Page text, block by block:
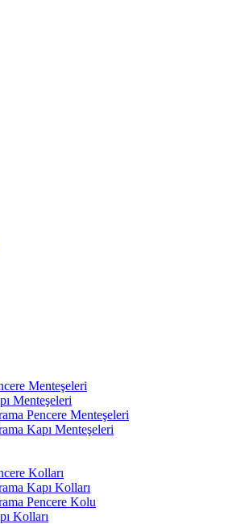
Menteşeleri
Menteşeleri
Pencere Menteşeleri
Kapı Menteşeleri
Kolları
Kapı Kolları
Pencere Kolu
Kolları